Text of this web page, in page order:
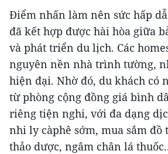
Điểm nhấn làm nên sức hấp
đã kết hợp được hài hòa giữa
và phát triển du lịch. Các
nguyên nền nhà trình tường,
hiện đại. Nhờ đó, du khách có
từ phòng cộng đồng giá bình
riêng tiện nghi, với đa dạng
nhi ly càphê sớm, mua sắm đồ
thảo dược, ngâm chân lá